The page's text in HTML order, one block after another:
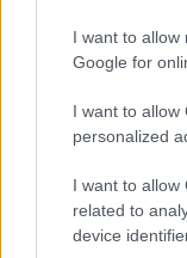
I want to allow
Google for
I want to allow
personalized
I want to allow
related to
device
Caro
voleva.
battitore
militanza che è
La Posta